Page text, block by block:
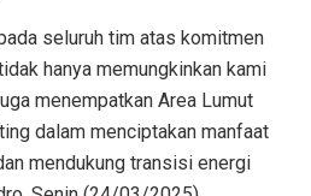
seluruh tim atas komitmen
hanya memungkinkan kami
menempatkan Area Lumut
dalam menciptakan manfaat
mendukung transisi energi